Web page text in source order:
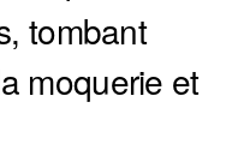
tombant
moquerie et